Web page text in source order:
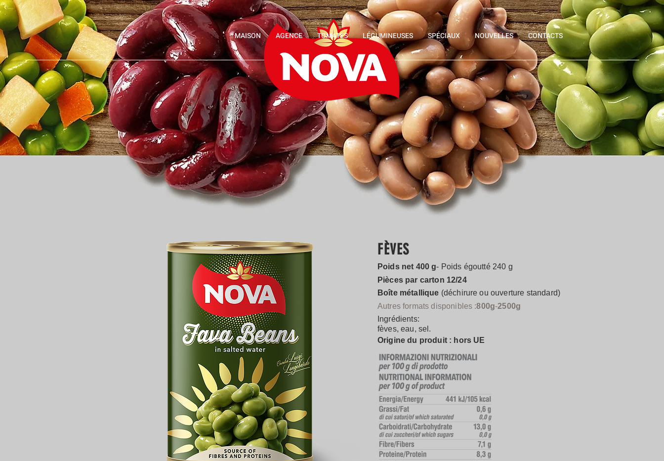
MAISON AGENCE TOMATES LÉGUMINEUSES SPÉCIAUX NOUVELLES CONTACTS
FÈVES
Poids net 400 g- Poids égoutté 240 g
Pièces par carton 12/24
Boîte métallique (déchirure ou ouverture standard)
Autres formats disponibles :800g-2500g
Ingrédients:
fèves, eau, sel.
Origine du produit : hors UE